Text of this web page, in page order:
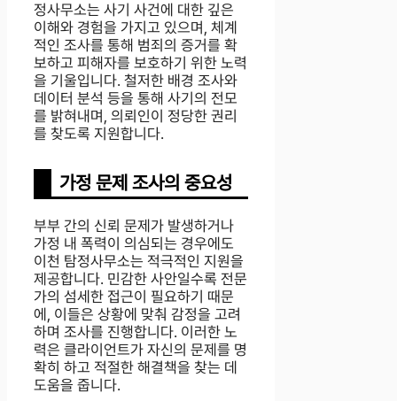
정사무소는 사기 사건에 대한 깊은
이해와 경험을 가지고 있으며, 체계
적인 조사를 통해 범죄의 증거를 확
보하고 피해자를 보호하기 위한 노력
을 기울입니다. 철저한 배경 조사와
데이터 분석 등을 통해 사기의 전모
를 밝혀내며, 의뢰인이 정당한 권리
를 찾도록 지원합니다.
가정 문제 조사의 중요성
부부 간의 신뢰 문제가 발생하거나
가정 내 폭력이 의심되는 경우에도
이천 탐정사무소는 적극적인 지원을
제공합니다. 민감한 사안일수록 전문
가의 섬세한 접근이 필요하기 때문
에, 이들은 상황에 맞춰 감정을 고려
하며 조사를 진행합니다. 이러한 노
력은 클라이언트가 자신의 문제를 명
확히 하고 적절한 해결책을 찾는 데
도움을 줍니다.